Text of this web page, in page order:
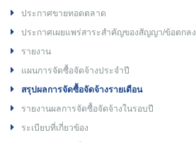
ประกาศขายทอดตลาด
ประกาศเผยแพร่สาระสำคัญของสัญญา/ข้อตกลง
รายงาน
แผนการจัดซื้อจัดจ้างประจำปี
สรุปผลการจัดซื้อจัดจ้างรายเดือน
รายงานผลการจัดซื้อจัดจ้างในรอบปี
ระเบียบที่เกี่ยวข้อง